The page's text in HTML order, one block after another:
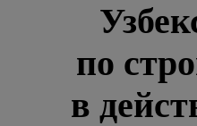
по
в